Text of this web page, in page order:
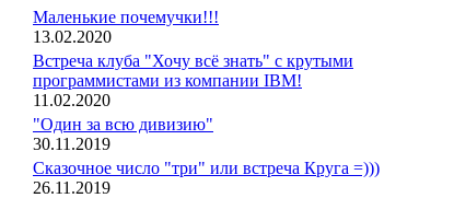
Маленькие почемучки!!!
13.02.2020
Встреча клуба "Хочу всё знать" с крутыми
программистами из компании IBM!
11.02.2020
"Один за всю дивизию"
30.11.2019
Сказочное число "три" или встреча Круга =)))
26.11.2019